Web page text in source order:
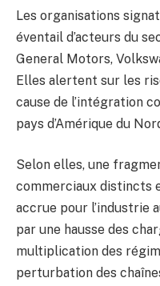
Les organisations
éventail d’acteurs du
General Motors,
Elles alertent sur les
cause de l’intégration
pays d’Amérique du
Selon elles, une
commerciaux distincts
accrue pour l’industrie
par une hausse des
multiplication des
perturbation des